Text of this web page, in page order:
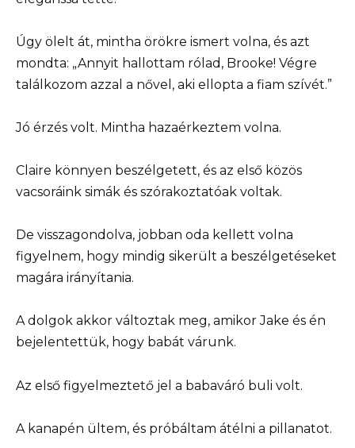
Úgy ölelt át, mintha örökre ismert volna, és azt
mondta: „Annyit hallottam rólad, Brooke! Végre
találkozom azzal a nővel, aki ellopta a fiam szívét.”
Jó érzés volt. Mintha hazaérkeztem volna.
Claire könnyen beszélgetett, és az első közös
vacsoráink simák és szórakoztatóak voltak.
De visszagondolva, jobban oda kellett volna
figyelnem, hogy mindig sikerült a beszélgetéseket
magára irányítania.
A dolgok akkor változtak meg, amikor Jake és én
bejelentettük, hogy babát várunk.
Az első figyelmeztető jel a babaváró buli volt.
A kanapén ültem, és próbáltam átélni a pillanatot.